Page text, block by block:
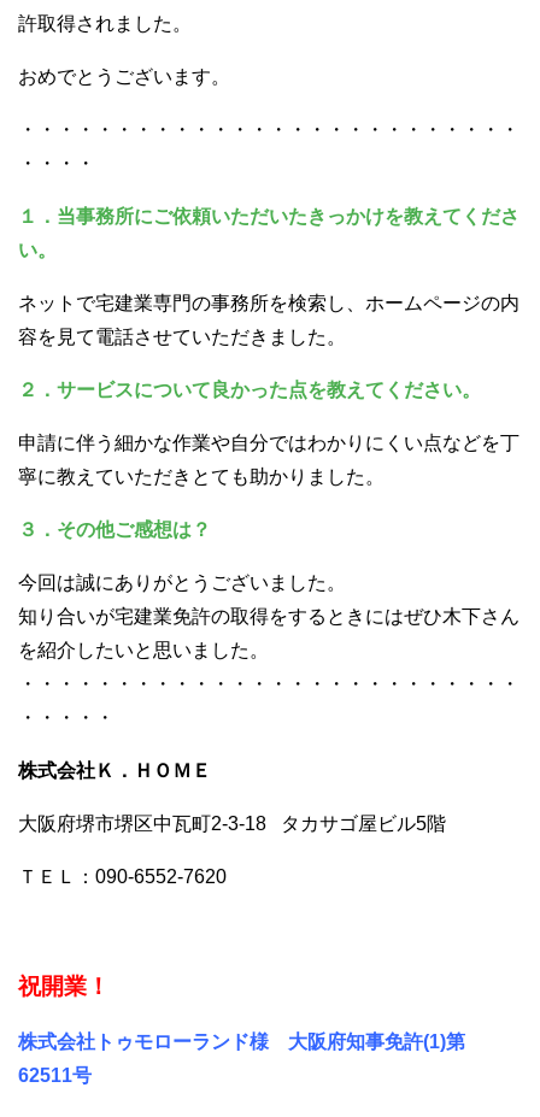
許取得されました。
おめでとうございます。
・・・・・・・・・・・・・・・・・・・・・・・・・・
・・・・
１．当事務所にご依頼いただいたきっかけを教えてくださ
い。
ネットで宅建業専門の事務所を検索し、ホームページの内
容を見て電話させていただきました。
２．サービスについて良かった点を教えてください。
申請に伴う細かな作業や自分ではわかりにくい点などを丁
寧に教えていただきとても助かりました。
３．その他ご感想は？
今回は誠にありがとうございました。
知り合いが宅建業免許の取得をするときにはぜひ木下さん
を紹介したいと思いました。
・・・・・・・・・・・・・・・・・・・・・・・・・・
・・・・・
株式会社Ｋ．ＨＯＭＥ
大阪府堺市堺区中瓦町2-3-18 タカサゴ屋ビル5階
ＴＥＬ：090-6552-7620
祝開業！
株式会社トゥモローランド様 大阪府知事免許(1)第
62511号